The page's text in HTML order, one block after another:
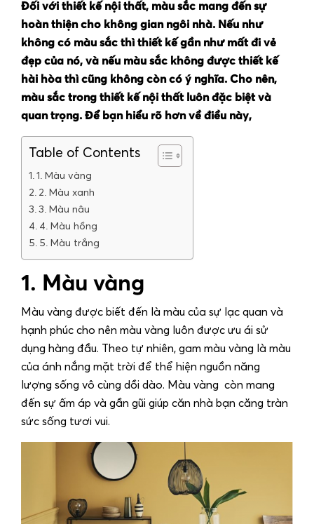
Đối với thiết kế nội thất, màu sắc mang đến sự
hoàn thiện cho không gian ngôi nhà. Nếu như
không có màu sắc thì thiết kế gần như mất đi vẻ
đẹp của nó, và nếu màu sắc không được thiết kế
hài hòa thì cũng không còn có ý nghĩa. Cho nên,
màu sắc trong thiết kế nội thất luôn đặc biệt và
quan trọng. Để bạn hiểu rõ hơn về điều này,
Table of Contents
1. Màu vàng
2. Màu xanh
3. Màu nâu
4. Màu hồng
5. Màu trắng
1. Màu vàng
Màu vàng được biết đến là màu của sự lạc quan và
hạnh phúc cho nên màu vàng luôn được ưu ái sử
dụng hàng đầu. Theo tự nhiên, gam màu vàng là màu
của ánh nắng mặt trời để thể hiện nguồn năng
lượng sống vô cùng dồi dào. Màu vàng còn mang
đến sự ấm áp và gần gũi giúp căn nhà bạn căng tràn
sức sống tươi vui.